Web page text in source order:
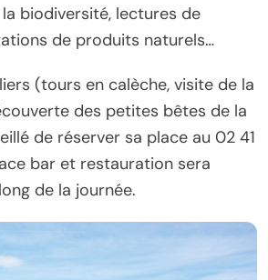
biodiversité, lectures de
de produits naturels…
(tours en calèche, visite de la
des petites bêtes de la
de réserver sa place au 02 41
bar et restauration sera
de la journée.